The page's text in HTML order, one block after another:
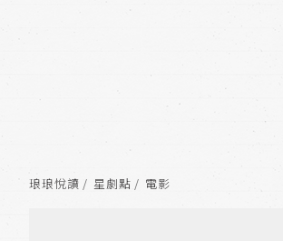
琅琅悅讀 星劇點 電影